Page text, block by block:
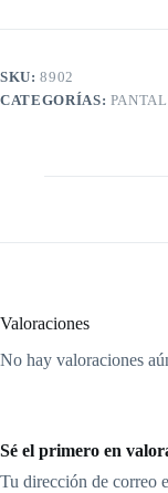
SKU:8902
CATEGORÍAS:
Valoraciones
No hay valoraciones
Sé el primero en
Tu dirección de correo